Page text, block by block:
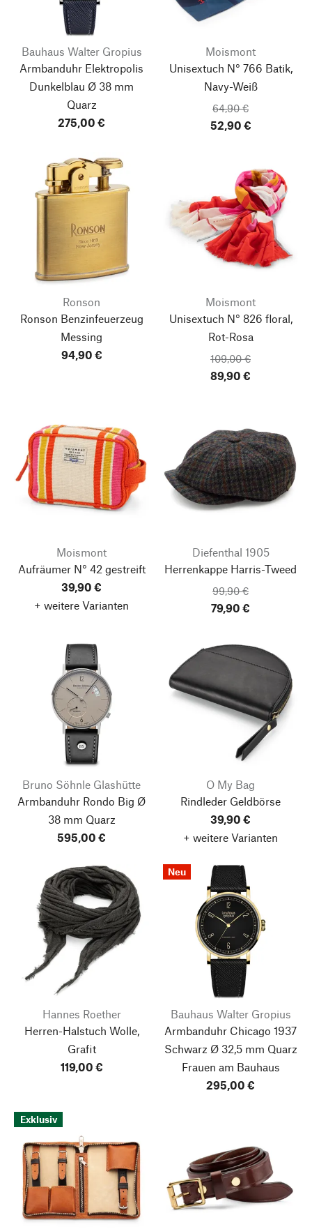
Bauhaus Walter Gropius
Armbanduhr Elektropolis
Dunkelblau Ø 38 mm
Quarz
275,00 €
Moismont
Unisextuch N° 766 Batik,
Navy-Weiß
64,90 €
52,90 €
Ronson
Ronson Benzinfeuerzeug
Messing
94,90 €
Moismont
Unisextuch N° 826 floral,
Rot-Rosa
109,00 €
89,90 €
Moismont
Aufräumer N° 42 gestreift
39,90 €
+ weitere Varianten
Diefenthal 1905
Herrenkappe Harris-Tweed
99,90 €
79,90 €
Bruno Söhnle Glashütte
Armbanduhr Rondo Big Ø
38 mm Quarz
595,00 €
O My Bag
Rindleder Geldbörse
39,90 €
+ weitere Varianten
Hannes Roether
Herren-Halstuch Wolle,
Grafit
119,00 €
Neu
Bauhaus Walter Gropius
Armbanduhr Chicago 1937
Schwarz Ø 32,5 mm Quarz
Frauen am Bauhaus
295,00 €
Exklusiv